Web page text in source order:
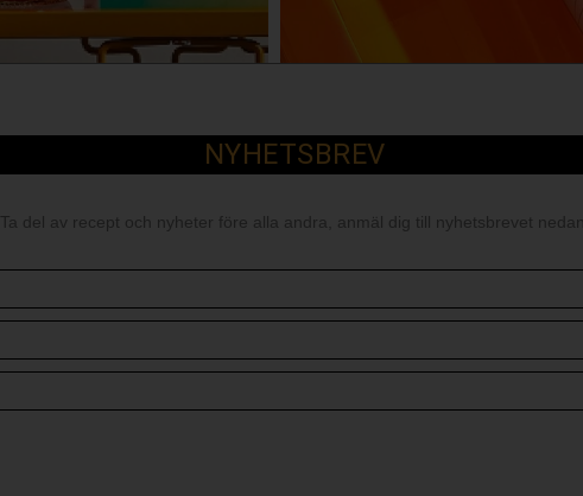
NYHETSBREV
Ta del av recept och nyheter före alla andra, anmäl dig till nyhetsbrevet nedan!